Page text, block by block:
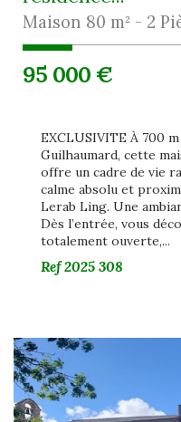
Maison 80 m² - 2
95 000 €
EXCLUSIVITE À 700
Guilhaumard, cette
offre un cadre de vie
calme absolu et
Lerab Ling. Une
Dès l’entrée, vous
totalement ouverte,...
Ref2025 308